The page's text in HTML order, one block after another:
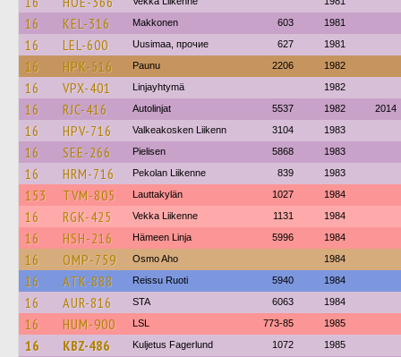
16 KEL-316 Makkonen 603 1981
16 LEL-600 Uusimaa, прочие 627 1981
16 HPK-516 Paunu 2206 1982
16 VPX-401 Linjayhtymä 1982
16 RJC-416 Autolinjat 5537 1982 2014
16 HPV-716 Valkeakosken Liikenn 3104 1983
16 SEE-266 Pielisen 5868 1983
16 HRM-716 Pekolan Liikenne 839 1983
153 TVM-805 Lauttakylän 1027 1984
16 RGK-425 Vekka Liikenne 1131 1984
16 HSH-216 Hämeen Linja 5996 1984
16 OMP-759 Osmo Aho 1984
16 ATK-888 Reissu Ruoti 5940 1984
16 AUR-816 STA 6063 1984
16 HUM-900 LSL 773-85 1985
16 KBZ-486 Kuljetus Fagerlund 1072 1985